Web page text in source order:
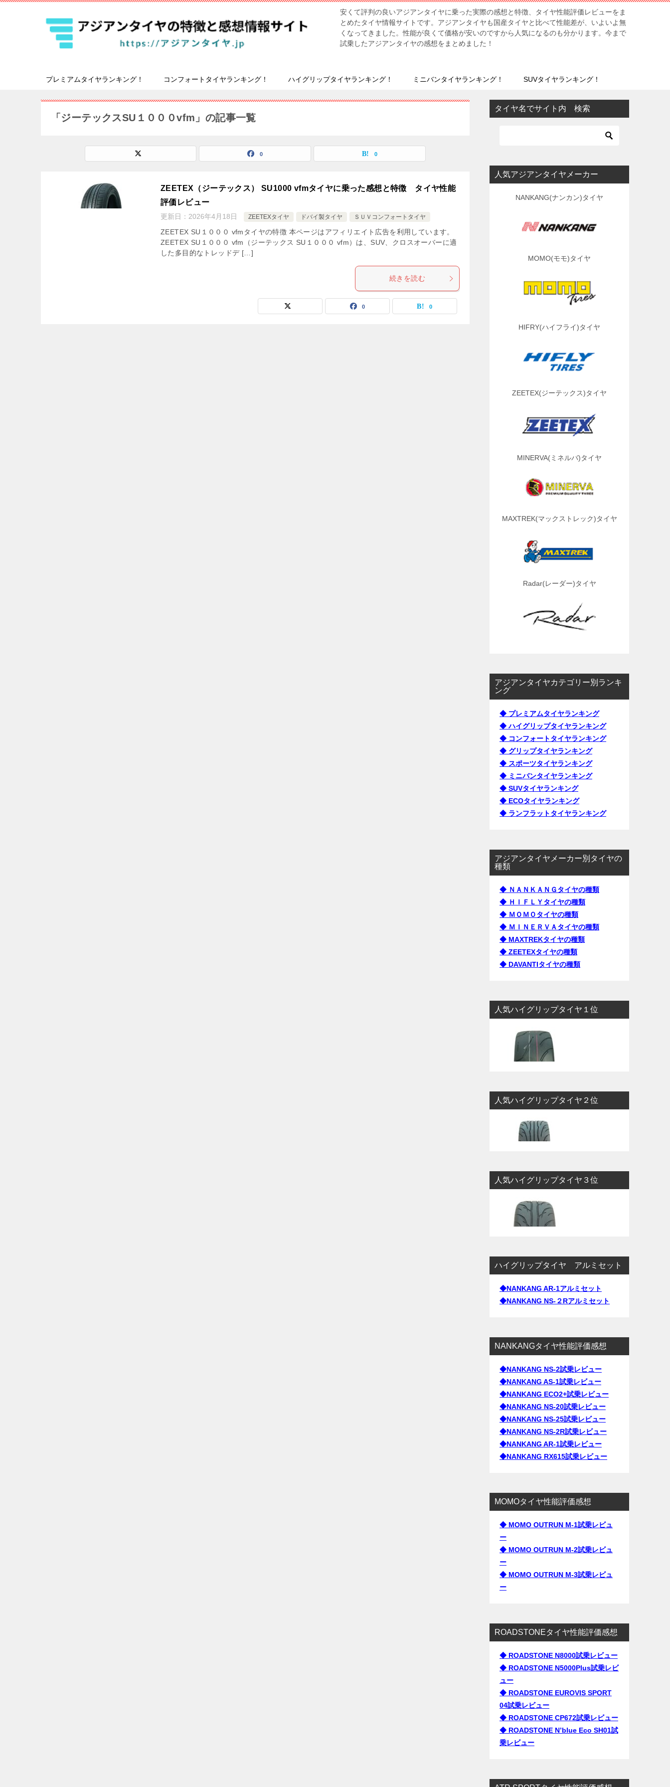
安くて評判の良いアジアンタイヤに乗った実際の感想と特徴、タイヤ性能評価レビューをま
とめたタイヤ情報サイトです。アジアンタイヤも国産タイヤと比べて性能差が、いよいよ無
くなってきました。性能が良くて価格が安いのですから人気になるのも分かります。今まで
試乗したアジアンタイヤの感想をまとめました！
プレミアムタイヤランキング！ コンフォートタイヤランキング！ ハイグリップタイヤランキング！ ミニバンタイヤランキング！ SUVタイヤランキング！
「ジーテックスSU１０００vfm」の記事一覧
0 0
ZEETEX（ジーテックス） SU1000 vfmタイヤに乗った感想と特徴 タイヤ性能
評価レビュー
更新日： 2026年4月18日 ZEETEXタイヤ ドバイ製タイヤ ＳＵＶコンフォートタイヤ
ZEETEX SU１０００ vfmタイヤの特徴 本ページはアフィリエイト広告を利用しています。
ZEETEX SU１０００ vfm（ジーテックス SU１０００ vfm）は、SUV、クロスオーバーに適
した多目的なトレッドデ […]
続きを読む
0 0
タイヤ名でサイト内 検索
人気アジアンタイヤメーカー
NANKANG(ナンカン)タイヤ
MOMO(モモ)タイヤ
HIFRY(ハイフライ)タイヤ
ZEETEX(ジーテックス)タイヤ
MINERVA(ミネルバ)タイヤ
MAXTREK(マックストレック)タイヤ
Radar(レーダー)タイヤ
アジアンタイヤカテゴリー別ランキ
ング
◆ プレミアムタイヤランキング
◆ ハイグリップタイヤランキング
◆ コンフォートタイヤランキング
◆ グリップタイヤランキング
◆ スポーツタイヤランキング
◆ ミニバンタイヤランキング
◆ SUVタイヤランキング
◆ ECOタイヤランキング
◆ ランフラットタイヤランキング
アジアンタイヤメーカー別タイヤの
種類
◆ ＮＡＮＫＡＮＧタイヤの種類
◆ ＨＩＦＬＹタイヤの種類
◆ ＭＯＭＯタイヤの種類
◆ ＭＩＮＥＲＶＡタイヤの種類
◆ MAXTREKタイヤの種類
◆ ZEETEXタイヤの種類
◆ DAVANTIタイヤの種類
人気ハイグリップタイヤ１位
人気ハイグリップタイヤ２位
人気ハイグリップタイヤ３位
ハイグリップタイヤ アルミセット
◆NANKANG AR-1アルミセット
◆NANKANG NS-２Rアルミセット
NANKANGタイヤ性能評価感想
◆NANKANG NS-2試乗レビュー
◆NANKANG AS-1試乗レビュー
◆NANKANG ECO2+試乗レビュー
◆NANKANG NS-20試乗レビュー
◆NANKANG NS-25試乗レビュー
◆NANKANG NS-2R試乗レビュー
◆NANKANG AR-1試乗レビュー
◆NANKANG RX615試乗レビュー
MOMOタイヤ性能評価感想
◆ MOMO OUTRUN M-1試乗レビュ
ー
◆ MOMO OUTRUN M-2試乗レビュ
ー
◆ MOMO OUTRUN M-3試乗レビュ
ー
ROADSTONEタイヤ性能評価感想
◆ ROADSTONE N8000試乗レビュー
◆ ROADSTONE N5000Plus試乗レビ
ュー
◆ ROADSTONE EUROVIS SPORT
04試乗レビュー
◆ ROADSTONE CP672試乗レビュー
◆ ROADSTONE N’blue Eco SH01試
乗レビュー